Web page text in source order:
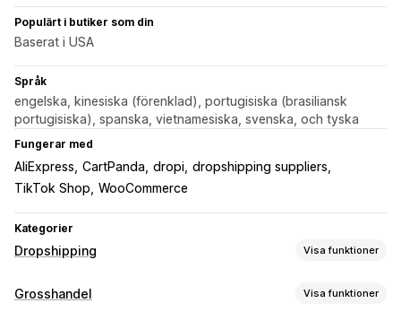
Populärt i butiker som din
Baserat i USA
Språk
engelska, kinesiska (förenklad), portugisiska (brasiliansk
portugisiska), spanska, vietnamesiska, svenska, och tyska
Fungerar med
AliExpress CartPanda dropi dropshipping suppliers
TikTok Shop WooCommerce
Kategorier
Dropshipping Visa funktioner
Vilka produkter du kan köpa in
Grosshandel Visa funktioner